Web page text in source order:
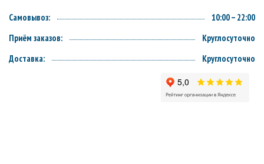
Самовывоз:
10:00 – 22:00
Приём заказов:
Круглосуточно
Доставка:
Круглосуточно